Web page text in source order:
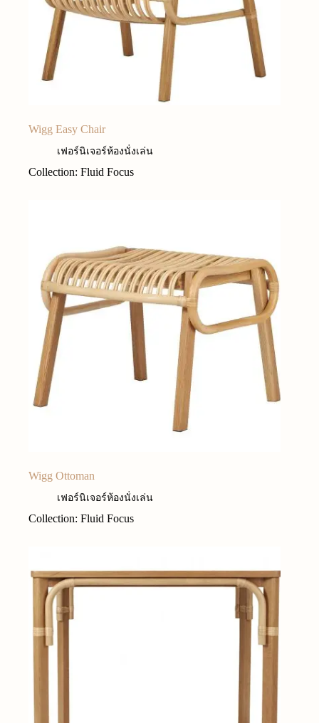
Wigg Easy Chair
เฟอร์นิเจอร์ห้องนั่งเล่น
Collection: Fluid Focus
Wigg Ottoman
เฟอร์นิเจอร์ห้องนั่งเล่น
Collection: Fluid Focus